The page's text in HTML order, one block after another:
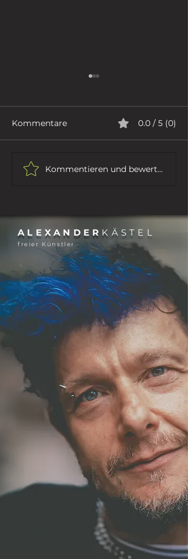
ICH GEHE
Kommentare 0.0 / 5 (0)
Kommentieren und bewerten...
ALEXANDER KÄSTEL
freier Künstler